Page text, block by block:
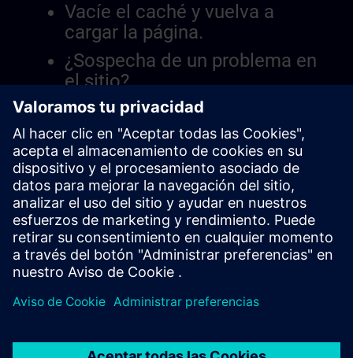
Vacíe el caché y vuelva a
cargar la página.
¿Sospecha de un problema en
el sitio?